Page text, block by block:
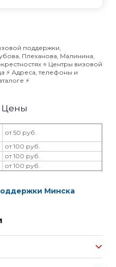
поддержки,
Плеханова, Малинина,
⭐️ Центры визовой
⚡️ Адреса, телефоны и
⚡️
Цены
от 50 руб.
от 100 руб.
от 100 руб.
от 100 руб.
Минска